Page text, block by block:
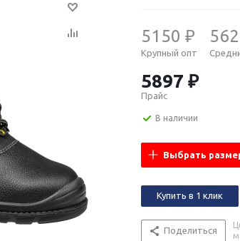
5150 ₽
Крупный опт
5897 ₽
Прайс
В наличии
Выбрать
Купить в 1 клик
Поделиться